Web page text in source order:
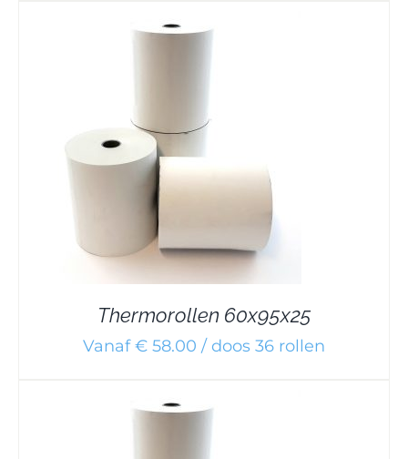
Thermorollen 60x95x25
Vanaf € 58.00 / doos 36 rollen